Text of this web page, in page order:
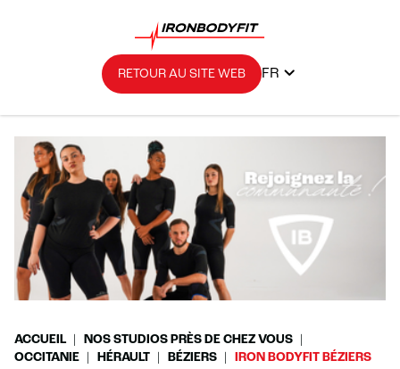
RETOUR AU SITE WEB FR
ACCUEIL
NOS STUDIOS PRÈS DE CHEZ VOUS
OCCITANIE
HÉRAULT BÉZIERS IRON BODYFIT BÉZIERS